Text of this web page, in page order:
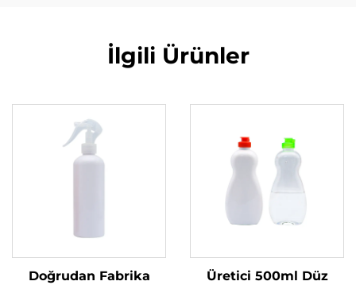
İlgili Ürünler
Doğrudan Fabrika
Üretici 500ml Düz